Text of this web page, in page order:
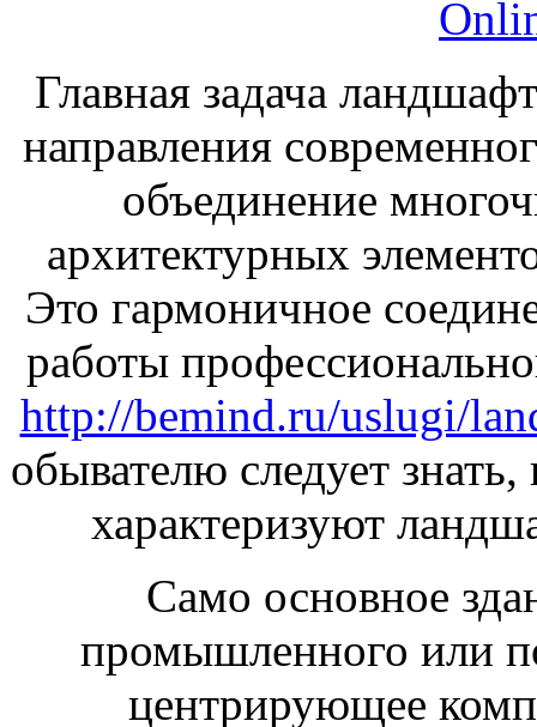
Главная задача
направления
объединение
архитектурных
Это гармоничное
работы
http://bemind.ru/uslugi/
обывателю следует
характеризуют
Само основное
промышленного или
центрирующее